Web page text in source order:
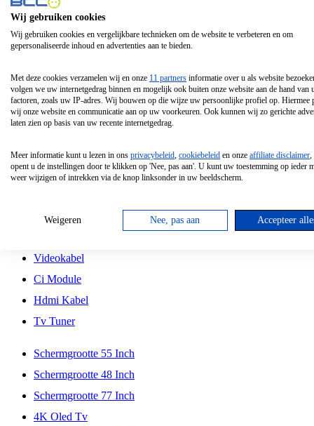
Philips
Schermgrootte 24 Inch
Schermgrootte 85 Inch
Schermgrootte 98 Inch
Tcl
Hd Led Tv
Antennekabel
Videokabel
Ci Module
Hdmi Kabel
Tv Tuner
Schermgrootte 55 Inch
Schermgrootte 48 Inch
Schermgrootte 77 Inch
4K Oled Tv
Wij gebruiken cookies
Wij gebruiken cookies en vergelijkbare technieken om de website te verbeteren en om
gepersonaliseerde inhoud en advertenties aan te bieden.
Met deze cookies verzamelen wij en onze 11 partners informatie over u als website
volgen we uw internetgedrag binnen en mogelijk ook buiten onze website aan de hand van
factoren, zoals uw IP-adres. Wij bouwen op die wijze uw persoonlijke profiel op. Hiermee
wij onze website en communicatie aan op uw voorkeuren. Ook kunnen wij zo gerichte
laten zien op basis van uw recente internetgedrag.
Meer informatie kunt u lezen in ons privacybeleid, cookiebeleid en onze affiliate disclaimer,
opent u de instellingen door te klikken op 'Nee, pas aan'. U kunt uw toestemming op ieder
weer wijzigen of intrekken via de knop linksonder in uw beeldscherm.
Weigeren Nee, pas aan Accepteer